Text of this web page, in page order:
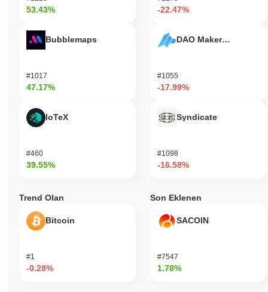
53.43%
Bubblemaps
#1017
47.17%
IoTeX
#460
39.55%
-22.47%
DAO Maker Token
#1055
-17.99%
Syndicate
#1098
-16.58%
Trend Olan
Bitcoin
#1
-0.28%
Son Eklenen
SACOIN
#7547
1.78%